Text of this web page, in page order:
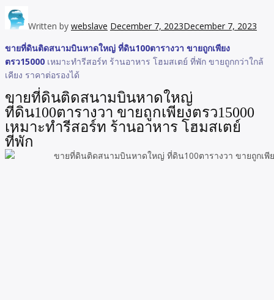
Written by webslave December 7, 2023December 7, 2023
ขายที่ดินติดสนามบินหาดใหญ่ ที่ดิน100ตารางวา ขายถูกเพียง
ตรว15000 เหมาะทำรีสอร์ท ร้านอาหาร โฮมสเตย์ ที่พัก ขายถูกกว่าใกล้
เคียง ราคาต่อรองได้
ขายที่ดินติดสนามบินหาดใหญ่
ที่ดิน100ตารางวา ขายถูกเพียงตรว15000
เหมาะทำรีสอร์ท ร้านอาหาร โฮมสเตย์
ที่พัก